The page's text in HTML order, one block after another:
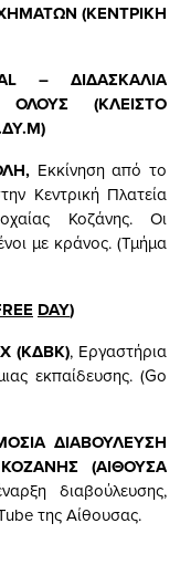
(ΚΕΝΤΡΙΚΗ
– ΔΙΔΑΣΚΑΛΙΑ
(ΚΛΕΙΣΤΟ
Εκκίνηση από το
Κεντρική Πλατεία
Κοζάνης. Οι
με κράνος. (Τμήμα
DAY)
(ΚΔΒΚ), Εργαστήρια
εκπαίδευσης. (Go
ΔΙΑΒΟΥΛΕΥΣΗ
(ΑΙΘΟΥΣΑ
διαβούλευσης,
της Αίθουσας.